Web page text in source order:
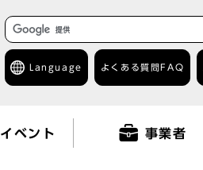
Language よくある質問 FAQ
ベント 事業者